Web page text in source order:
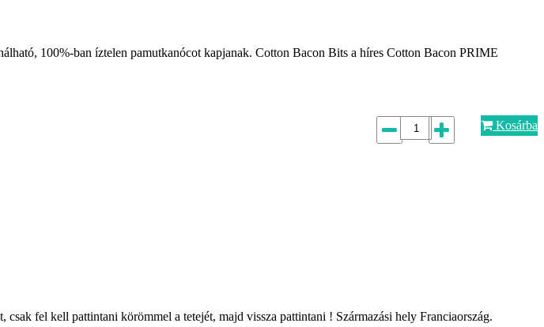
100%-ban íztelen pamutkanócot kapjanak. Cotton Bacon Bits a híres Cotton Bacon PRIME
Kosárba
fel kell pattintani körömmel a tetejét, majd vissza pattintani ! Származási hely Franciaország.